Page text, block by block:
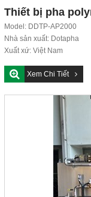
Thiết bị pha
Model: DDTP-AP2000
Nhà sản xuất: Dotapha
Xuất xứ: Việt Nam
Xem Chi Tiết